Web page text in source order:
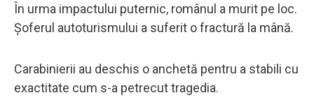
În urma impactului puternic, românul a murit pe loc.
Șoferul autoturismului a suferit o fractură la mână.
Carabinierii au deschis o anchetă pentru a stabili cu
exactitate cum s-a petrecut tragedia.